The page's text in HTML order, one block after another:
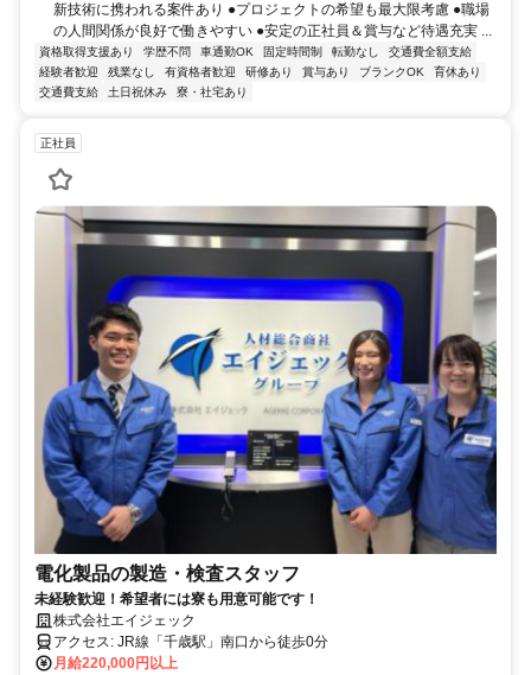
新技術に携われる案件あり ●プロジェクトの希望も最大限考慮 ●職場
の人間関係が良好で働きやすい ●安定の正社員＆賞与など待遇充実 ...
資格取得支援あり 学歴不問 車通勤OK 固定時間制 転勤なし
交通費全額支給
経験者歓迎
残業なし 有資格者歓迎 研修あり 賞与あり ブランクOK
育休あり
交通費支給
土日祝休み 寮・社宅あり
正社員
電化製品の製造・検査スタッフ
未経験歓迎！希望者には寮も用意可能です！
株式会社エイジェック
アクセス: JR線「千歳駅」南口から徒歩0分
月給220,000円以上